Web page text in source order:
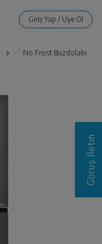
No Frost Buzdolabı
Görüş İletin